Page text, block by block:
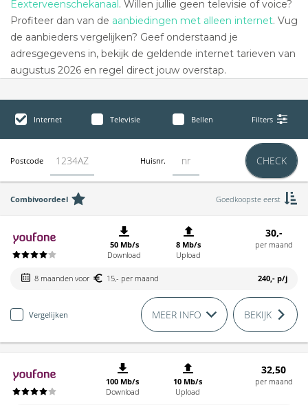
Eexterveenschekanaal. Willen jullie geen televisie of voice?
Profiteer dan van de aanbiedingen met alleen internet. Vug
de aanbieders vergelijken? Geef onderstaand je
adresgegevens in, bekijk de geldende internet tarieven van
augustus 2026 en regel direct jouw overstap.
Internet Televisie Bellen Filters
Postcode Huisnr. CHECK
Combivoordeel Goedkoopste eerst
50 Mb/s
Download
8 Mb/s
Upload
30,-
per maand
8 maanden voor 15,- per maand 240,- p/j
Vergelijken MEER INFO BEKIJK
100 Mb/s
Download
10 Mb/s
Upload
32,50
per maand